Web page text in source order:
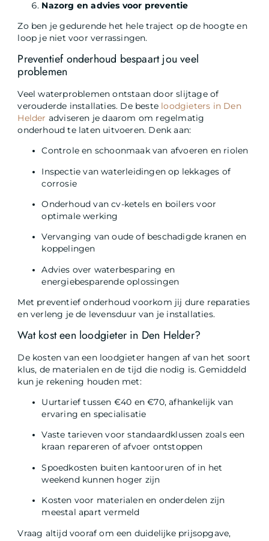
Nazorg en advies voor preventie
Zo ben je gedurende het hele traject op de hoogte en
loop je niet voor verrassingen.
Preventief onderhoud bespaart jou veel
problemen
Veel waterproblemen ontstaan door slijtage of
verouderde installaties. De beste loodgieters in Den
Helder adviseren je daarom om regelmatig
onderhoud te laten uitvoeren. Denk aan:
Controle en schoonmaak van afvoeren en riolen
Inspectie van waterleidingen op lekkages of
corrosie
Onderhoud van cv-ketels en boilers voor
optimale werking
Vervanging van oude of beschadigde kranen en
koppelingen
Advies over waterbesparing en
energiebesparende oplossingen
Met preventief onderhoud voorkom jij dure reparaties
en verleng je de levensduur van je installaties.
Wat kost een loodgieter in Den Helder?
De kosten van een loodgieter hangen af van het soort
klus, de materialen en de tijd die nodig is. Gemiddeld
kun je rekening houden met:
Uurtarief tussen €40 en €70, afhankelijk van
ervaring en specialisatie
Vaste tarieven voor standaardklussen zoals een
kraan repareren of afvoer ontstoppen
Spoedkosten buiten kantooruren of in het
weekend kunnen hoger zijn
Kosten voor materialen en onderdelen zijn
meestal apart vermeld
Vraag altijd vooraf om een duidelijke prijsopgave,